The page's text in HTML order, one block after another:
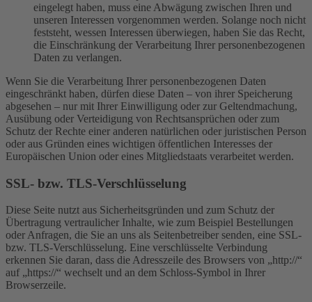
eingelegt haben, muss eine Abwägung zwischen Ihren und
unseren Interessen vorgenommen werden. Solange noch nicht
feststeht, wessen Interessen überwiegen, haben Sie das Recht,
die Einschränkung der Verarbeitung Ihrer personenbezogenen
Daten zu verlangen.
Wenn Sie die Verarbeitung Ihrer personenbezogenen Daten
eingeschränkt haben, dürfen diese Daten – von ihrer Speicherung
abgesehen – nur mit Ihrer Einwilligung oder zur Geltendmachung,
Ausübung oder Verteidigung von Rechtsansprüchen oder zum
Schutz der Rechte einer anderen natürlichen oder juristischen Person
oder aus Gründen eines wichtigen öffentlichen Interesses der
Europäischen Union oder eines Mitgliedstaats verarbeitet werden.
SSL- bzw. TLS-Verschlüsselung
Diese Seite nutzt aus Sicherheitsgründen und zum Schutz der
Übertragung vertraulicher Inhalte, wie zum Beispiel Bestellungen
oder Anfragen, die Sie an uns als Seitenbetreiber senden, eine SSL-
bzw. TLS-Verschlüsselung. Eine verschlüsselte Verbindung
erkennen Sie daran, dass die Adresszeile des Browsers von „http://“
auf „https://“ wechselt und an dem Schloss-Symbol in Ihrer
Browserzeile.